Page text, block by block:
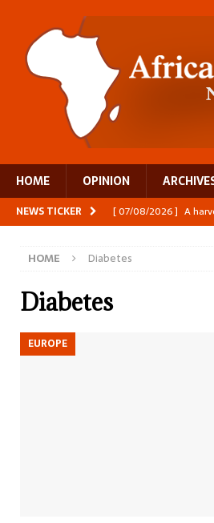
HOME OPINION
NEWS TICKER [ 07/08/2026 ] A
[ 06/08/2026 ]
HOME Diabetes
Diabetes
EUROPE